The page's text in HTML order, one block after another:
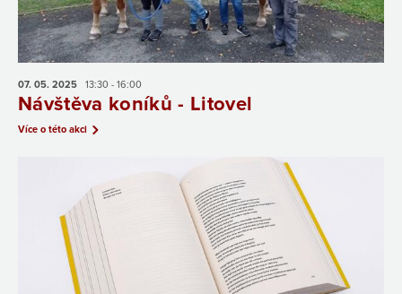
07. 05. 2025 13:30 - 16:00
Návštěva koníků - Litovel
Více o této akci